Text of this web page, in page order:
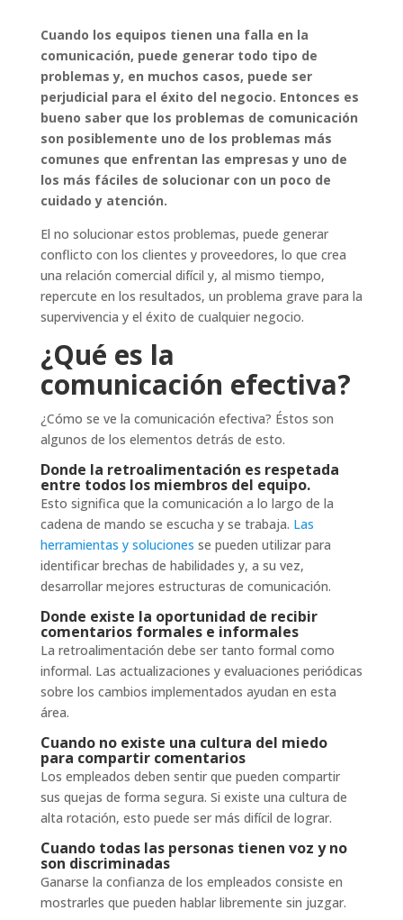
Cuando los equipos tienen una falla en la
comunicación, puede generar todo tipo de
problemas y, en muchos casos, puede ser
perjudicial para el éxito del negocio. Entonces es
bueno saber que los problemas de comunicación
son posiblemente uno de los problemas más
comunes que enfrentan las empresas y uno de
los más fáciles de solucionar con un poco de
cuidado y atención.
El no solucionar estos problemas, puede generar
conflicto con los clientes y proveedores, lo que crea
una relación comercial difícil y, al mismo tiempo,
repercute en los resultados, un problema grave para la
supervivencia y el éxito de cualquier negocio.
¿Qué es la
comunicación efectiva?
¿Cómo se ve la comunicación efectiva? Éstos son
algunos de los elementos detrás de esto.
Donde la retroalimentación es respetada
entre todos los miembros del equipo.
Esto significa que la comunicación a lo largo de la
cadena de mando se escucha y se trabaja. Las
herramientas y soluciones se pueden utilizar para
identificar brechas de habilidades y, a su vez,
desarrollar mejores estructuras de comunicación.
Donde existe la oportunidad de recibir
comentarios formales e informales
La retroalimentación debe ser tanto formal como
informal. Las actualizaciones y evaluaciones periódicas
sobre los cambios implementados ayudan en esta
área.
Cuando no existe una cultura del miedo
para compartir comentarios
Los empleados deben sentir que pueden compartir
sus quejas de forma segura. Si existe una cultura de
alta rotación, esto puede ser más difícil de lograr.
Cuando todas las personas tienen voz y no
son discriminadas
Ganarse la confianza de los empleados consiste en
mostrarles que pueden hablar libremente sin juzgar.